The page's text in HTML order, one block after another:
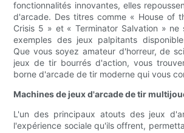
fonctionnalités innovantes, elles
d'arcade. Des titres comme « House of
Crisis 5 » et « Terminator Salvation » ne
exemples des jeux palpitants
Que vous soyez amateur d'horreur, de
jeux de tir bourrés d'action, vous
borne d'arcade de tir moderne qui vous
Machines de jeux d'arcade de tir
L'un des principaux atouts des jeux
l'expérience sociale qu'ils offrent,